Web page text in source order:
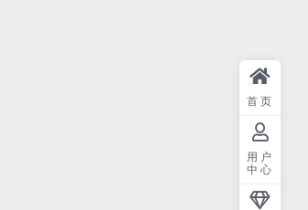
首页
用户
中心